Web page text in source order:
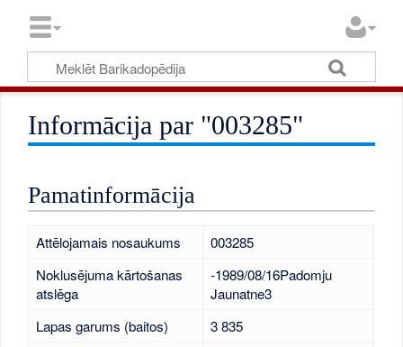
Informācija par "003285"
Pamatinformācija
Attēlojamais nosaukums
003285
Noklusējuma kārtošanas
atslēga
-1989/08/16Padomju
Jaunatne3
Lapas garums (baitos)
3 835